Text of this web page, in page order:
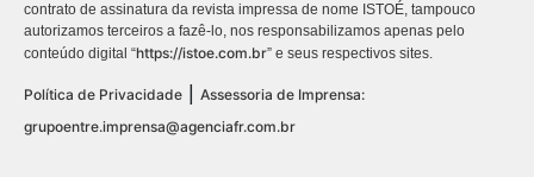
contrato de assinatura da revista impressa de nome ISTOÉ, tampouco
autorizamos terceiros a fazê-lo, nos responsabilizamos apenas pelo
conteúdo digital “https://istoe.com.br” e seus respectivos sites.
Política de Privacidade
Assessoria de Imprensa:
grupoentre.imprensa@agenciafr.com.br